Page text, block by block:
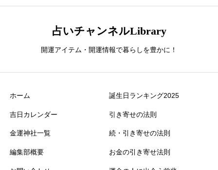
占いチャンネルLibrary
開運アイテム・開運情報で暮らしを豊かに！
ホーム
吉日カレンダー
金運神社一覧
編集部概要
誕生日ランキング2025
引き寄せの法則
続・引き寄せの法則
お金の引き寄せ法則